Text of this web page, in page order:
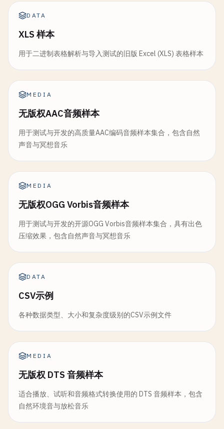
DATA
XLS 样本
用于二进制表格解析与导入测试的旧版 Excel (XLS) 表格样本
MEDIA
无版权AAC音频样本
用于测试与开发的高质量AAC编码音频样本集合，包含自然
声音与冥想音乐
MEDIA
无版权OGG Vorbis音频样本
用于测试与开发的开源OGG Vorbis音频样本集合，具有出色
压缩效果，包含自然声音与冥想音乐
DATA
CSV示例
各种数据类型、大小和复杂度级别的CSV示例文件
MEDIA
无版权 DTS 音频样本
适合播放、试听和音频格式转换使用的 DTS 音频样本，包含
自然环境音与放松音乐